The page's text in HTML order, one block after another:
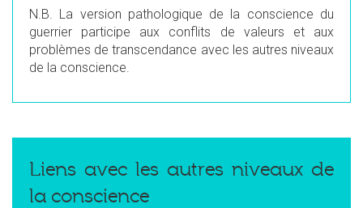
N.B. La version pathologique de la conscience du
guerrier participe aux conflits de valeurs et aux
problèmes de transcendance avec les autres niveaux
de la conscience.
Liens avec les autres niveaux de
la conscience